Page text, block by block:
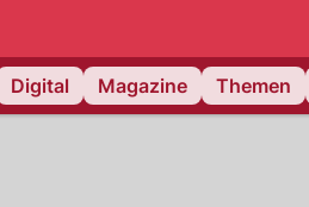
Digital Magazine Themen